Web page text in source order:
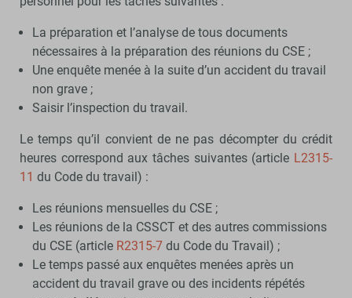
La préparation et l’analyse de tous documents
nécessaires à la préparation des réunions du CSE ;
Une enquête menée à la suite d’un accident du travail
non grave ;
Saisir l’inspection du travail.
Le temps qu’il convient de ne pas décompter du crédit
heures correspond aux tâches suivantes (article L2315-
11 du Code du travail) :
Les réunions mensuelles du CSE ;
Les réunions de la CSSCT et des autres commissions
du CSE (article R2315-7du Code du Travail) ;
Le temps passé aux enquêtes menées après un
accident du travail grave ou des incidents répétés